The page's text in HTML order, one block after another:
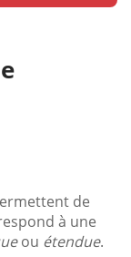
de
à une
ou étendue.